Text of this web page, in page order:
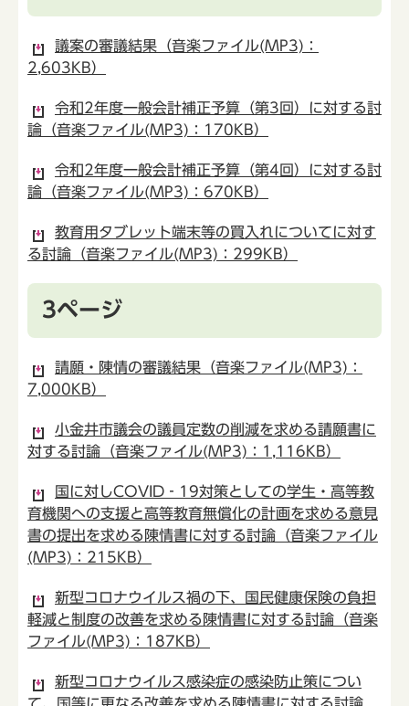
議案の審議結果（音楽ファイル(MP3)：
2,603KB）
令和2年度一般会計補正予算（第3回）に対する討
論（音楽ファイル(MP3)：170KB）
令和2年度一般会計補正予算（第4回）に対する討
論（音楽ファイル(MP3)：670KB）
教育用タブレット端末等の買入れについてに対す
る討論（音楽ファイル(MP3)：299KB）
3ページ
請願・陳情の審議結果（音楽ファイル(MP3)：
7,000KB）
小金井市議会の議員定数の削減を求める請願書に
対する討論（音楽ファイル(MP3)：1,116KB）
国に対しCOVID‐19対策としての学生・高等教
育機関への支援と高等教育無償化の計画を求める意見
書の提出を求める陳情書に対する討論（音楽ファイル
(MP3)：215KB）
新型コロナウイルス禍の下、国民健康保険の負担
軽減と制度の改善を求める陳情書に対する討論（音楽
ファイル(MP3)：187KB）
新型コロナウイルス感染症の感染防止策につい
て、国等に更なる改善を求める陳情書に対する討論